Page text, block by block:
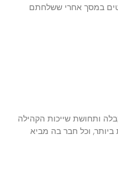
במסך אחרי ששלחתם
ותחושת שייכות הקהילה
וכל חבר בה מביא